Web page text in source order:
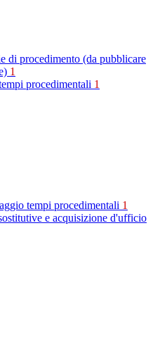
di procedimento (da pubblicare
1
procedimentali 1
tempi procedimentali 1
e acquisizione d'ufficio